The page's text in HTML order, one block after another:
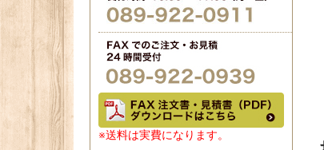
※送料は実費になります。